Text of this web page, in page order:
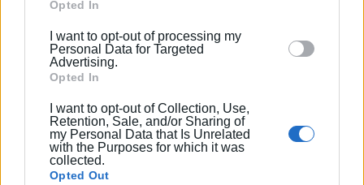
Google and its third-party tags to use your data for
section.
Opted In
I want to opt-out of processing my
Personal Data for Targeted
Advertising.
Opted In
I want to opt-out of Collection, Use,
Retention, Sale, and/or Sharing of
my Personal Data that Is Unrelated
with the Purposes for which it was
collected.
Opted Out
μέχρι τέλους. Είναι πλέον καταφανές ακόμα και στον
πιο δύσπιστο, ότι λειτουργούν βάση σχεδίου. Και το
σχέδιο τους δεν είναι άλλο από την ολοκληρωτική
φίλους τους (βλέπε ογκολογικό Παίδων, δωράκι στην
οικογένεια Βαρδινογιάννη).
Καλούμε το Επιστημονικό Συμβούλιο να αρνείται την
προέγκριση προγραμμάτων εφημερίας τομέα.